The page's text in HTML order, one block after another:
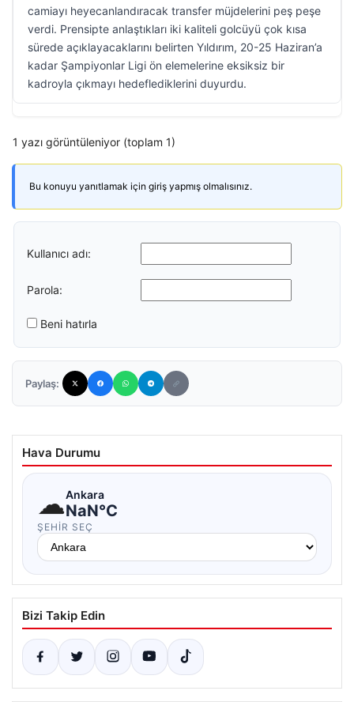
camiayı heyecanlandıracak transfer müjdelerini peş peşe
verdi. Prensipte anlaştıkları iki kaliteli golcüyü çok kısa
sürede açıklayacaklarını belirten Yıldırım, 20-25 Haziran’a
kadar Şampiyonlar Ligi ön elemelerine eksiksiz bir
kadroyla çıkmayı hedeflediklerini duyurdu.
1 yazı görüntüleniyor (toplam 1)
Bu konuyu yanıtlamak için giriş yapmış olmalısınız.
Kullanıcı adı:
Parola:
Beni hatırla
Paylaş:
Hava Durumu
☁Ankara
NaN°C
ŞEHIR SEÇ
Bizi Takip Edin